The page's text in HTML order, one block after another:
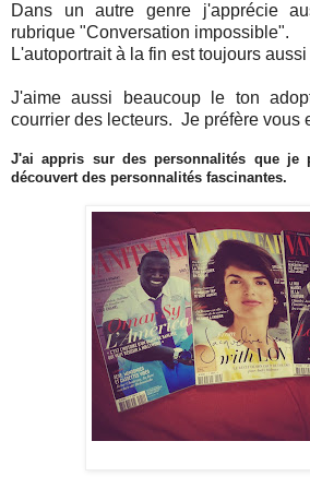
Dans un autre genre j'apprécie
rubrique "Conversation impossible".
L'autoportrait à la fin est toujours
J'aime aussi beaucoup le ton
courrier des lecteurs. Je préfère vous
J'ai appris sur des personnalités que je
découvert des personnalités fascinantes.